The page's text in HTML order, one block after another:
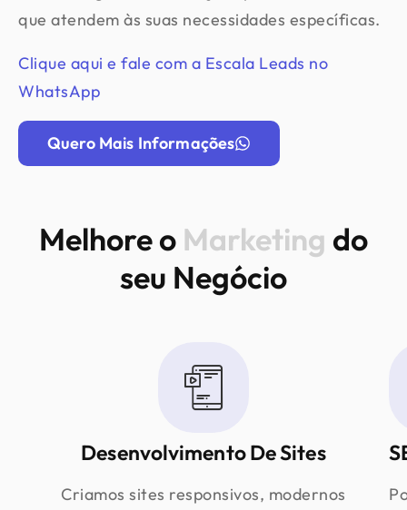
que atendem às suas necessidades específicas.
Clique aqui e fale com a Escala Leads no
WhatsApp
Quero Mais Informações
Melhore o Marketing do
seu Negócio
Desenvolvimento De Sites
Criamos sites responsivos, modernos